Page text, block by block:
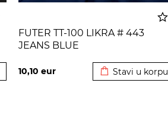
FUTER TT-100 LIKRA # 443
JEANS BLUE
10,10 eur Stavi u korpu